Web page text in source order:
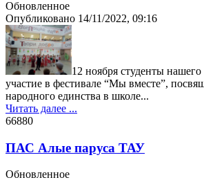
Обновленное
Опубликовано 14/11/2022, 09:16
12 ноября студенты
участие в фестивале “Мы вместе”,
народного единства в школе...
Читать далее ...
66880
ПАС Алые паруса ТАУ
Обновленное